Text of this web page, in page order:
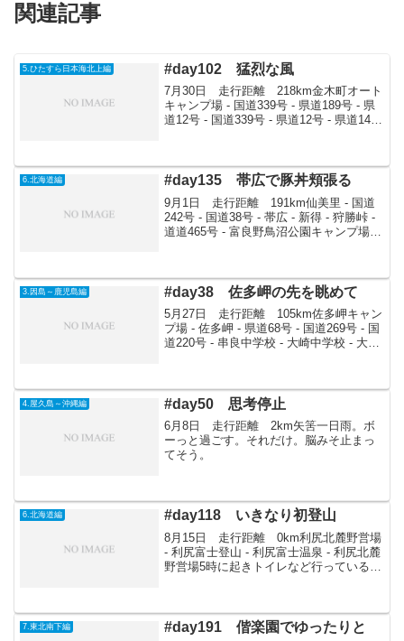
関連記事
5.ひたすら日本海北上編 #day102 猛烈な風
7月30日 走行距離 218km金木町オート
キャンプ場 - 国道339号 - 県道189号 - 県
道12号 - 国道339号 - 県道12号 - 県道14号
6.北海道編 #day135 帯広で豚丼頬張る
9月1日 走行距離 191km仙美里 - 国道
242号 - 国道38号 - 帯広 - 新得 - 狩勝峠 -
道道465号 - 富良野鳥沼公園キャンプ場テ
3.因島～鹿児島編 #day38 佐多岬の先を眺めて
5月27日 走行距離 105km佐多岬キャン
プ場 - 佐多岬 - 県道68号 - 国道269号 - 国
道220号 - 串良中学校 - 大崎中学校 - 大塚
会をやるようだ...
4.屋久島～沖縄編 #day50 思考停止
6月8日 走行距離 2km矢筈一日雨。ボ
ーっと過ごす。それだけ。脳みそ止まっ
てそう。
6.北海道編 #day118 いきなり初登山
8月15日 走行距離 0km利尻北麓野営場
- 利尻富士登山 - 利尻富士温泉 - 利尻北麓
野営場5時に起きトイレなど行っている
7.東北南下編 #day191 偕楽園でゆったりと